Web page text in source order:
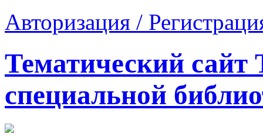
Авторизация /
Тематический сайт
специальной